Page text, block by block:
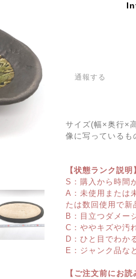
通報する
サイズ(幅×奥行×
像に写っているも
【状態ランク説明
S：購入から時間
A：未使用または
たは数回使用で新
B：目立つダメー
C：ややキズや汚
D：ひと目でわか
E：ジャンク品な
【ご注文前にお読